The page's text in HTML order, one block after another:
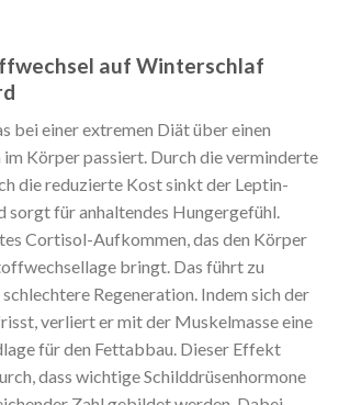
auf Winterschlaf
bei einer extremen Diät über einen
Körper passiert. Durch die verminderte
die reduzierte Kost sinkt der Leptin-
sorgt für anhaltendes Hungergefühl.
Cortisol-Aufkommen, das den Körper
bringt. Das führt zu
Regeneration. Indem sich der
verliert er mit der Muskelmasse eine
für den Fettabbau. Dieser Effekt
dass wichtige Schilddrüsenhormone